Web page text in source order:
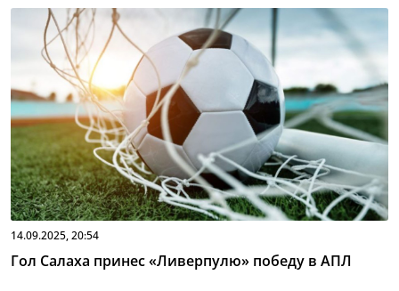
14.09.2025, 20:54
Гол Салаха принес «Ливерпулю» победу в АПЛ